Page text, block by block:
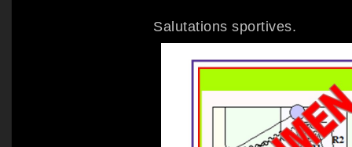
Salutations sportives.